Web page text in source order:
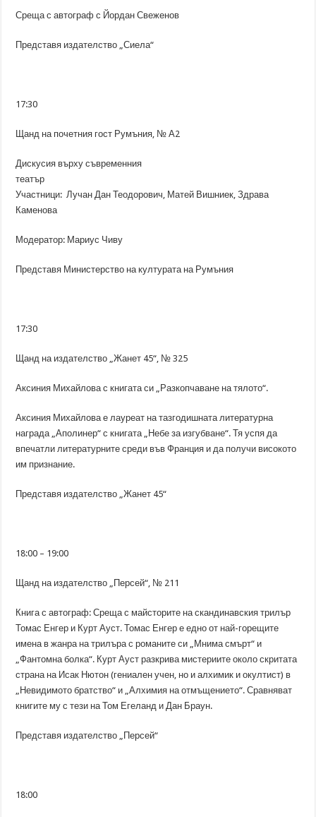
Среща с автограф с Йордан Свеженов
Представя издателство „Сиела“
17:30
Щанд на почетния гост Румъния, № А2
Дискусия върху съвременния
театър
Участници: Лучан Дан Теодорович, Матей Вишниек, Здрава
Каменова
Модератор: Мариус Чиву
Представя Министерство на културата на Румъния
17:30
Щанд на издателство „Жанет 45“, № 325
Аксиния Михайлова с книгата си „Разкопчаване на тялото“.
Аксиния Михайлова е лауреат на тазгодишната литературна
награда „Аполинер“ с книгата „Небе за изгубване“. Тя успя да
впечатли литературните среди във Франция и да получи високото
им признание.
Представя издателство „Жанет 45“
18:00 – 19:00
Щанд на издателство „Персей“, № 211
Книга с автограф: Среща с майсторите на скандинавския трилър
Томас Енгер и Курт Ауст. Томас Енгер е едно от най-горещите
имена в жанра на трилъра с романите си „Мнима смърт“ и
„Фантомна болка“. Курт Ауст разкрива мистериите около скритата
страна на Исак Нютон (гениален учен, но и алхимик и окултист) в
„Невидимото братство“ и „Алхимия на отмъщението“. Сравняват
книгите му с тези на Том Егеланд и Дан Браун.
Представя издателство „Персей“
18:00